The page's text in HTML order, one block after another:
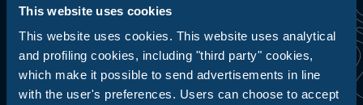
This website uses cookies
This website uses cookies. This website uses analytical
and profiling cookies, including "third party" cookies,
which make it possible to send advertisements in line
with the user's preferences. Users can choose to accept